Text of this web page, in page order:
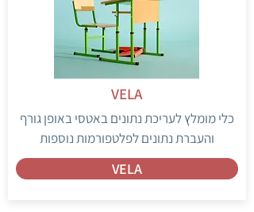
כלי מומלץ לעריכת נתונים באטסי באופן גורף
והעברת נתונים לפלטפורמות נוספות
VELA
VELA